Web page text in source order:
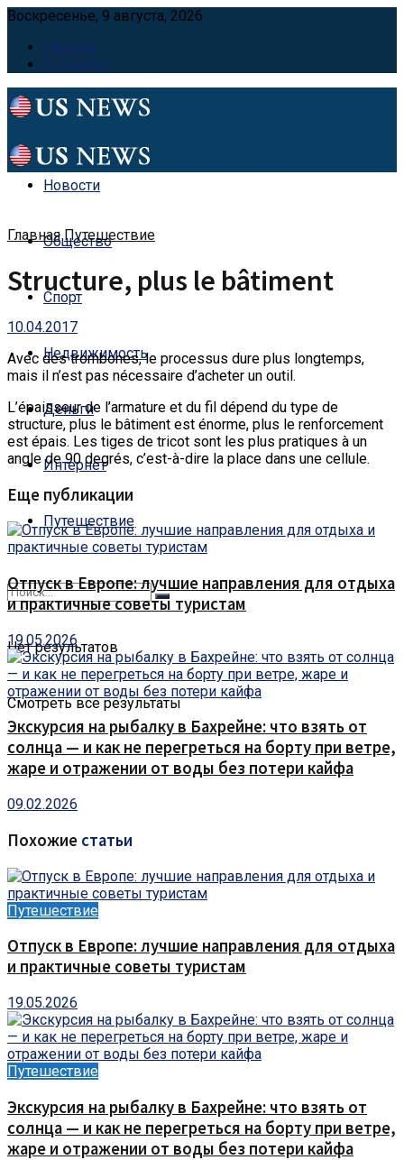
Воскресенье, 9 августа, 2026
Главная
Контакты
Новости
Общество
Спорт
Недвижимость
Деньги
Интернет
Путешествие
Нет результатов
Смотреть все результаты
Главная Путешествие
Structure, plus le bâtiment
10.04.2017
Avec des trombones, le processus dure plus longtemps,
mais il n’est pas nécessaire d’acheter un outil.
L’épaisseur de l’armature et du fil dépend du type de
structure, plus le bâtiment est énorme, plus le renforcement
est épais. Les tiges de tricot sont les plus pratiques à un
angle de 90 degrés, c’est-à-dire la place dans une cellule.
Еще публикации
Отпуск в Европе: лучшие направления для отдыха
и практичные советы туристам
19.05.2026
Экскурсия на рыбалку в Бахрейне: что взять от
солнца — и как не перегреться на борту при ветре,
жаре и отражении от воды без потери кайфа
09.02.2026
Похожие статьи
Путешествие
Отпуск в Европе: лучшие направления для отдыха
и практичные советы туристам
19.05.2026
Путешествие
Экскурсия на рыбалку в Бахрейне: что взять от
солнца — и как не перегреться на борту при ветре,
жаре и отражении от воды без потери кайфа